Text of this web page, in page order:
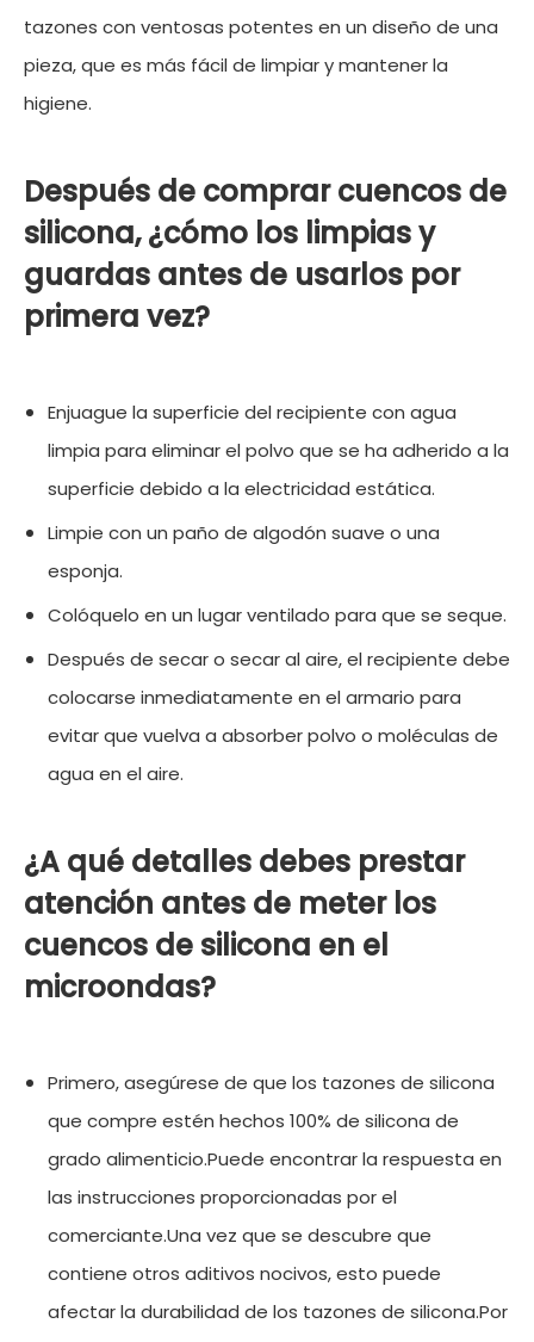
tazones con ventosas potentes en un diseño de una
pieza, que es más fácil de limpiar y mantener la
higiene.
Después de comprar cuencos de
silicona, ¿cómo los limpias y
guardas antes de usarlos por
primera vez?
Enjuague la superficie del recipiente con agua
limpia para eliminar el polvo que se ha adherido a la
superficie debido a la electricidad estática.
Limpie con un paño de algodón suave o una
esponja.
Colóquelo en un lugar ventilado para que se seque.
Después de secar o secar al aire, el recipiente debe
colocarse inmediatamente en el armario para
evitar que vuelva a absorber polvo o moléculas de
agua en el aire.
¿A qué detalles debes prestar
atención antes de meter los
cuencos de silicona en el
microondas?
Primero, asegúrese de que los tazones de silicona
que compre estén hechos 100% de silicona de
grado alimenticio.Puede encontrar la respuesta en
las instrucciones proporcionadas por el
comerciante.Una vez que se descubre que
contiene otros aditivos nocivos, esto puede
afectar la durabilidad de los tazones de silicona.Por